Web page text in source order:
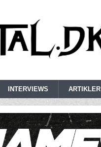
INTERVIEWS ARTIKLER